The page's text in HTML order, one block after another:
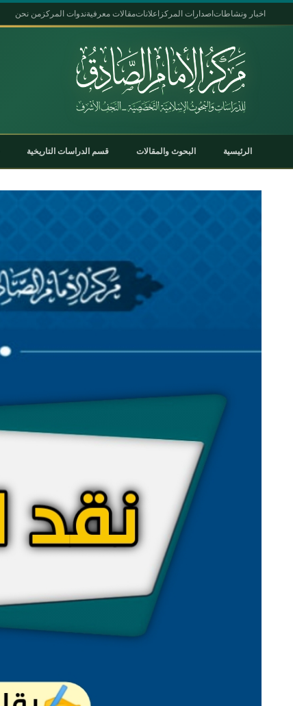
اخبار ونشاطات اصدارات المركز اعلاناتمقالات معرفيةندوات المركز من نحن
الرئيسية البحوث والمقالات قسم الدراسات التاريخية